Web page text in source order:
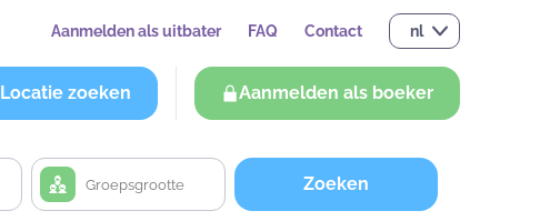
Aanmelden als uitbater FAQ Contact nl
Locatie zoeken Aanmelden als boeker
Zoeken